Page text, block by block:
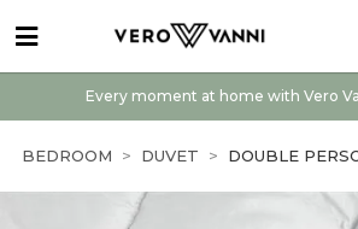
Every moment at home with Vero
BEDROOM DUVET DOUBLE